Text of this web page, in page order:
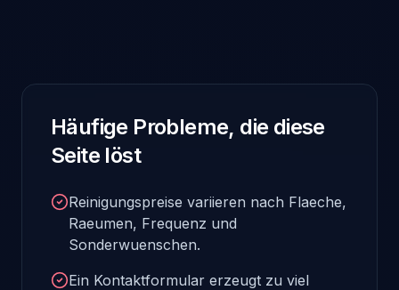
Häufige Probleme, die diese
Seite löst
Reinigungspreise variieren nach Flaeche,
Raeumen, Frequenz und
Sonderwuenschen.
Ein Kontaktformular erzeugt zu viel